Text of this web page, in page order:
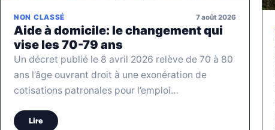
NON CLASSÉ 7 août 2026
Aide à domicile: le changement qui
vise les 70-79 ans
Un décret publié le 8 avril 2026 relève de 70 à 80
ans l’âge ouvrant droit à une exonération de
cotisations patronales pour l’emploi…
Lire